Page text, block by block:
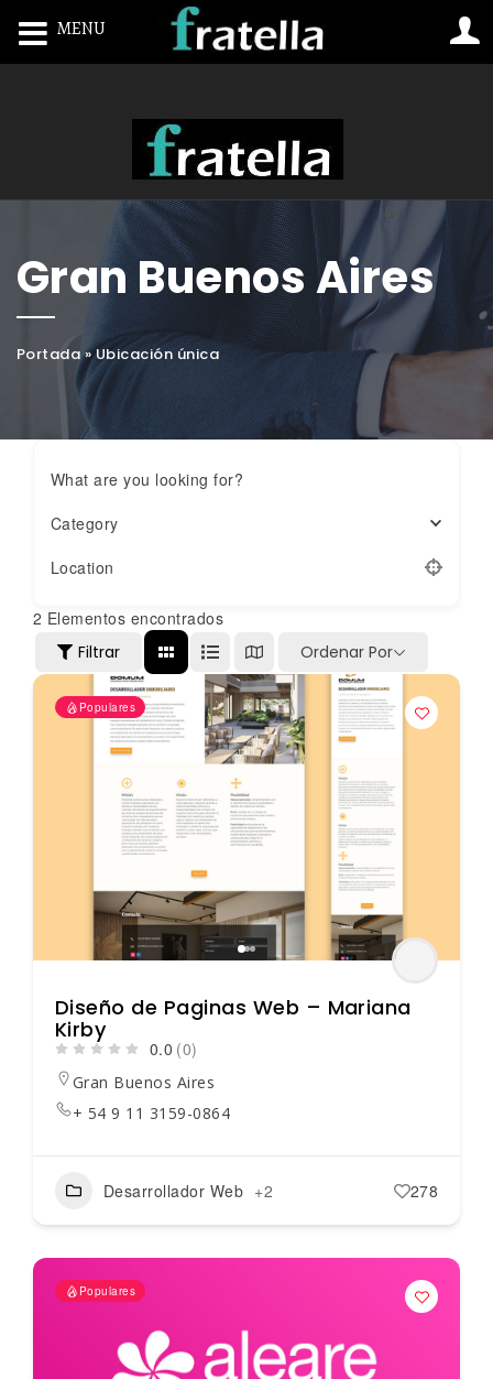
Gran Buenos Aires
Portada»Ubicación única
What are you looking for?
Category
Location
2 Elementos encontrados
Filtrar
Ordenar Por
Populares
Diseño de Paginas Web – Mariana
Kirby
0.0 (0)
Gran Buenos Aires
+ 54 9 11 3159-0864
Desarrollador Web +2 278
Populares
MENU